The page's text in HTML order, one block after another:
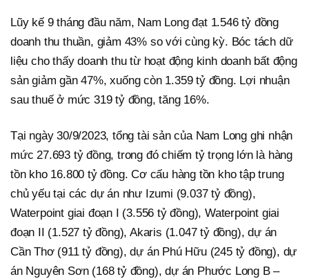
Lũy kế 9 tháng đầu năm, Nam Long đạt 1.546 tỷ đồng
doanh thu thuần, giảm 43% so với cùng kỳ. Bóc tách dữ
liệu cho thấy doanh thu từ hoạt động kinh doanh bất động
sản giảm gần 47%, xuống còn 1.359 tỷ đồng. Lợi nhuận
sau thuế ở mức 319 tỷ đồng, tăng 16%.
Tại ngày 30/9/2023, tổng tài sản của Nam Long ghi nhận
mức 27.693 tỷ đồng, trong đó chiếm tỷ trọng lớn là hàng
tồn kho 16.800 tỷ đồng. Cơ cấu hàng tồn kho tập trung
chủ yếu tại các dự án như Izumi (9.037 tỷ đồng),
Waterpoint giai đoạn I (3.556 tỷ đồng), Waterpoint giai
đoạn II (1.527 tỷ đồng), Akaris (1.047 tỷ đồng), dự án
Cần Thơ (911 tỷ đồng), dự án Phú Hữu (245 tỷ đồng), dự
án Nguyên Sơn (168 tỷ đồng), dự án Phước Long B –